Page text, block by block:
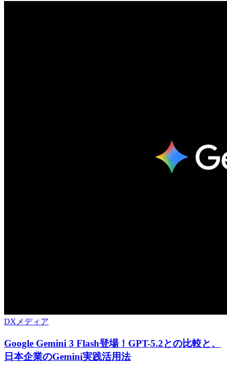
DXメディア
Google Gemini 3 Flash登場！GPT-5.2との比較と、
日本企業のGemini実践活用法